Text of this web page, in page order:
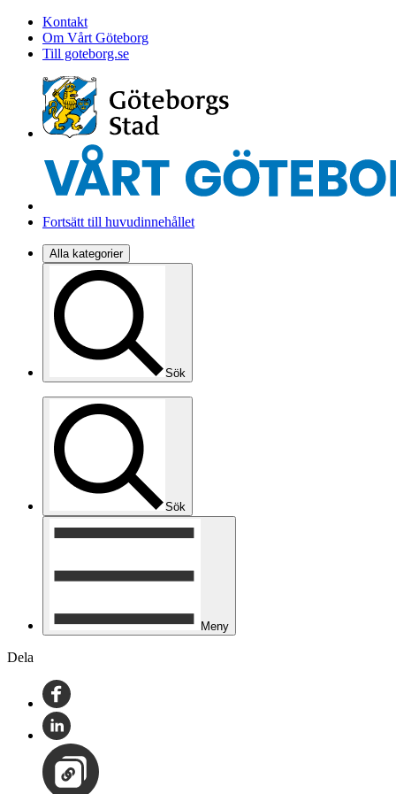
Kontakt
Om Vårt Göteborg
Till goteborg.se
Fortsätt till huvudinnehållet
Alla kategorier
Sök
Sök
Meny
Dela